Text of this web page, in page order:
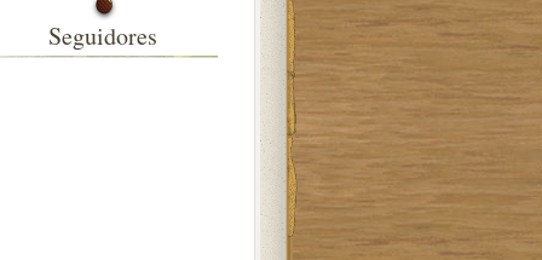
Seguidores